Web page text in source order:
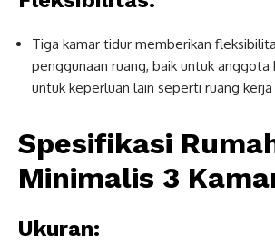
Tiga kamar tidur memberikan
penggunaan ruang, baik untuk anggota
untuk keperluan lain seperti ruang
Spesifikasi
Minimalis 3
Ukuran: